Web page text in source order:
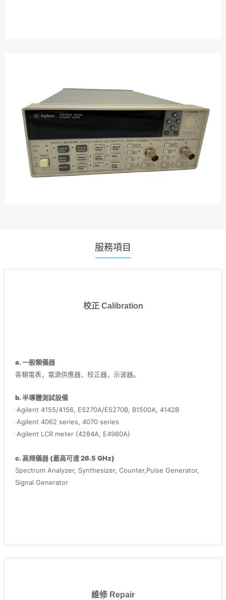
服務項目
校正 Calibration
a. 一般類儀器
各類電表，電源供應器，校正器，示波器。
b. 半導體測試設備
‧Agilent 4155/4156, E5270A/E5270B, B1500A, 4142B
‧Agilent 4062 series, 4070 series
‧Agilent LCR meter (4284A, E4980A)
‧Agilent E4411B
‧Keithley 2400 series, 236, 237, 238, 2636,3700
c. 高頻儀器 (最高可達 26.5 GHz)
Spectrum Analyzer, Synthesizer, Counter,Pulse Generator,
Signal Generator
維修 Repair